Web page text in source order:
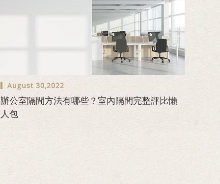
August 30,2022
辦公室隔間方法有哪些？室內隔間完整評比懶
人包